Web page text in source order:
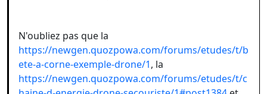
N'oubliez pas que la
https://newgen.quozpowa.com/forums/etudes/t/b
ete-a-corne-exemple-drone/1, la
https://newgen.quozpowa.com/forums/etudes/t/c